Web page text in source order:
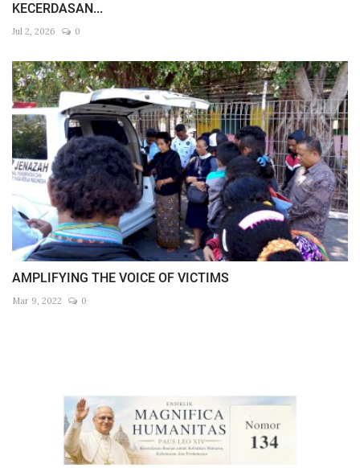
KECERDASAN...
Jul 2, 2026 0
AMPLIFYING THE VOICE OF VICTIMS
Mar 9, 2022 0